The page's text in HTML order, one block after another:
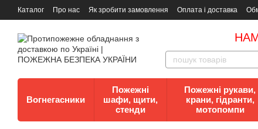
Каталог Про нас Як зробити замовлення Оплата і доставка
Документи
Контакти Документи з пожежної безпеки
Вогнегасники
Пожежні
шафи, щити,
стенди
Пожежні рукави,
крани, гідранти,
мотопомпи